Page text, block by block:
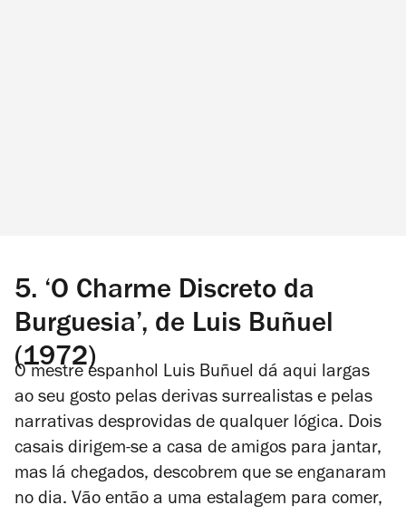
5. ‘O Charme Discreto da
Burguesia’, de Luis Buñuel
(1972)
O mestre espanhol Luis Buñuel dá aqui largas
ao seu gosto pelas derivas surrealistas e pelas
narrativas desprovidas de qualquer lógica. Dois
casais dirigem-se a casa de amigos para jantar,
mas lá chegados, descobrem que se enganaram
no dia. Vão então a uma estalagem para comer,